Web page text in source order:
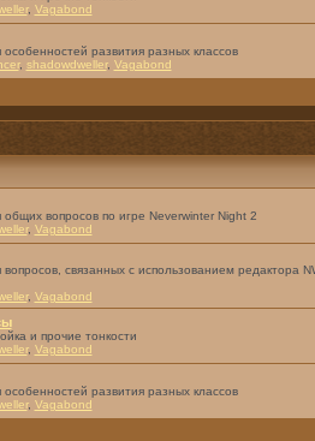
, Vagabond
развития разных классов
, shadowdweller, Vagabond
вопросов по игре Neverwinter Night 2
, Vagabond
связанных с использованием редактора
, Vagabond
и прочие тонкости
, Vagabond
развития разных классов
, Vagabond